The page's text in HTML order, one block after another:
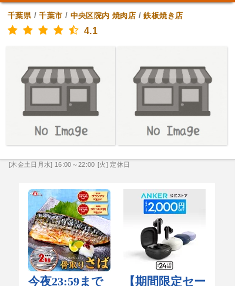
千葉県/千葉市 / 中央区院内 焼肉店 /鉄板焼き店
4.1
[木金土日月水] 16:00～22:00 [火] 定休日